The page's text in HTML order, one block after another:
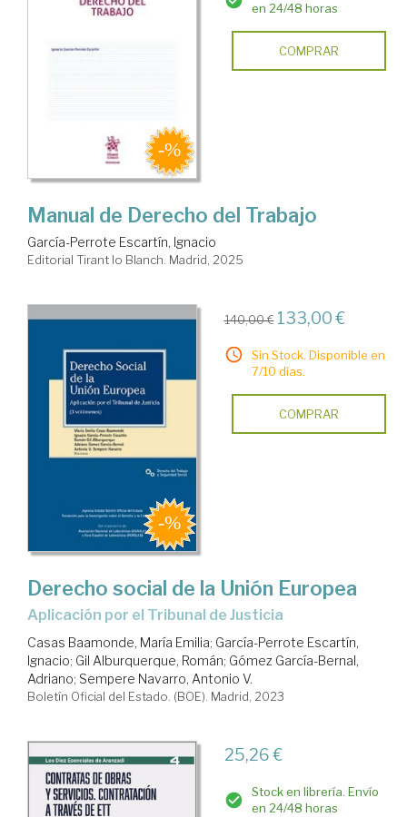
en 24/48 horas
COMPRAR
Manual de Derecho del Trabajo
García-Perrote Escartín, Ignacio
Editorial Tirant lo Blanch. Madrid, 2025
140,00 € 133,00 €
Sin Stock. Disponible en
7/10 días.
COMPRAR
Derecho social de la Unión Europea
Aplicación por el Tribunal de Justicia
Casas Baamonde, María Emilia; García-Perrote Escartín,
Ignacio; Gil Alburquerque, Román; Gómez García-Bernal,
Adriano; Sempere Navarro, Antonio V.
Boletín Oficial del Estado. (BOE). Madrid, 2023
25,26 €
Stock en librería. Envío
en 24/48 horas